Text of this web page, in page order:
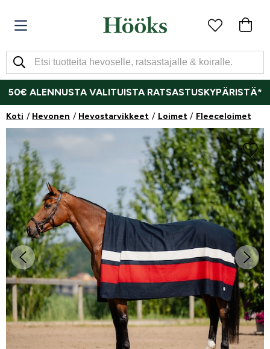
50€ ALENNUSTA VALITUISTA RATSASTUSKYPÄRISTÄ*
Koti Hevonen Hevostarvikkeet Loimet Fleeceloimet